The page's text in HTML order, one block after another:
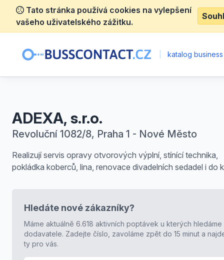
Tato stránka používá cookies na vylepšení
vašeho uživatelského zážitku.
katalog
ADEXA, s.r.o.
Revoluční 1082/8, Praha 1 - Nové Město
Realizují servis opravy otvorových výplní, stínící technika,
pokládka koberců, lina, renovace divadelních sedadel i do
Hledáte nové zákazníky?
Máme aktuálně 6.618 aktivních poptávek u kterých hledáme
dodavatele. Zadejte číslo, zavoláme zpět do 15 minut a
ty pro vás.